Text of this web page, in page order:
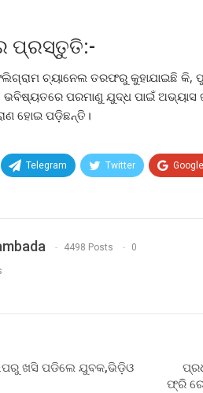
ପ୍ରସ୍ତୁତି:-
ଚ୍ୟାନେଲ ତରଫରୁ କୁହାଯାଇଛି
ପରମାଣୁ ଯୁଦ୍ଧ ପାଇଁ ଅଭ୍ୟାସ
ହୋଇ ପଡ଼ିଛନ୍ତି।
Telegram Twitter
4498 Posts 0
ଖସି ପଡିଲେ ଯୁବକ,ଭିଡ଼ିଓ
ଫ୍ରି